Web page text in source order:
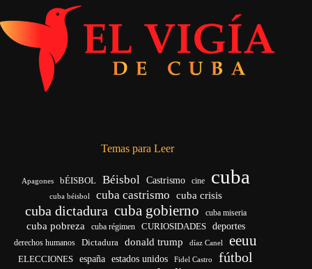
Temas para Leer
Apagones bÉISBOL Béisbol Castrismo cine cuba
cuba béisbol cuba castrismo cuba crisis
cuba dictadura cuba gobierno cuba miseria
cuba pobreza cuba régimen CURIOSIDADES deportes
derechos humanos Dictadura donald trump díaz Canel eeuu
ELECCIONES españa estados unidos Fidel Castro fútbol